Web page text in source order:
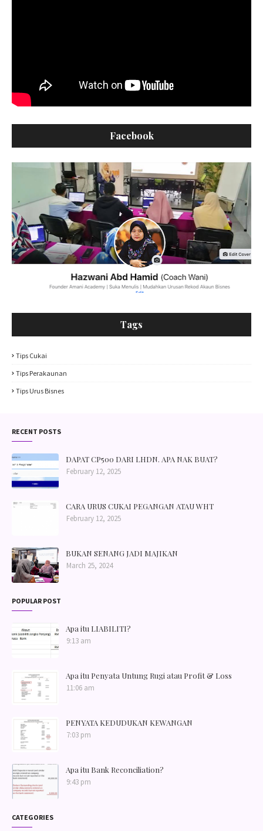
Facebook
Tags
Tips Cukai
Tips Perakaunan
Tips Urus Bisnes
RECENT POSTS
DAPAT CP500 DARI LHDN. APA NAK BUAT?
February 12, 2025
CARA URUS CUKAI PEGANGAN ATAU WHT
February 12, 2025
BUKAN SENANG JADI MAJIKAN
March 25, 2024
POPULAR POST
Apa itu LIABILITI?
9:13 am
Apa itu Penyata Untung Rugi atau Profit & Loss
11:06 am
PENYATA KEDUDUKAN KEWANGAN
7:03 pm
Apa itu Bank Reconciliation?
9:43 pm
CATEGORIES